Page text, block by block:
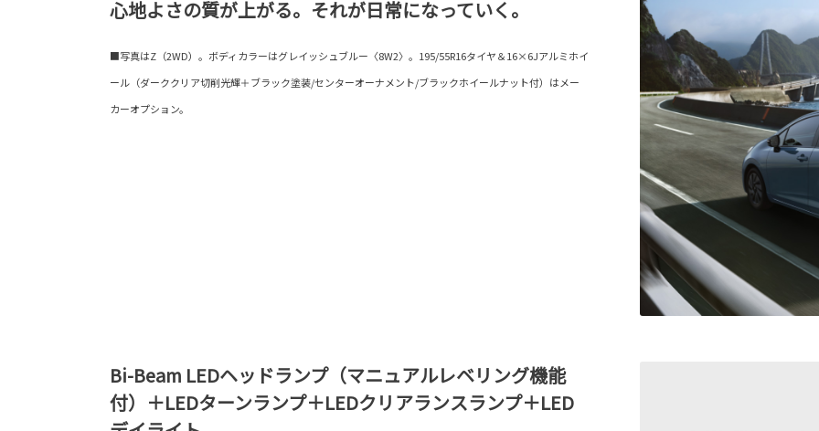
心地よさの質が上がる。それが日常になっていく。
■写真はZ（2WD）。ボディカラーはグレイッシュブルー〈8W2〉。195/55R16タイヤ＆16×6Jアルミホイ
ール（ダーククリア切削光輝＋ブラック塗装/センターオーナメント/ブラックホイールナット付）はメー
カーオプション。
Bi-Beam LEDヘッドランプ（マニュアルレベリング機能
付）＋LEDターンランプ＋LEDクリアランスランプ＋LED